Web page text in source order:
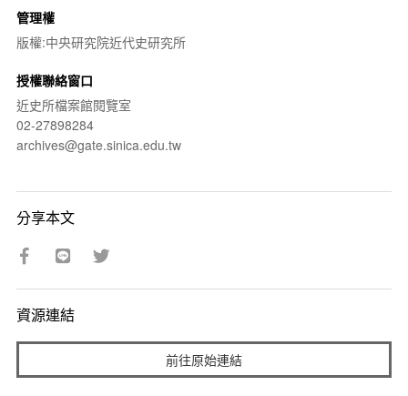
管理權
版權:中央研究院近代史研究所
授權聯絡窗口
近史所檔案館閱覽室
02-27898284
archives@gate.sinica.edu.tw
分享本文
資源連結
前往原始連結